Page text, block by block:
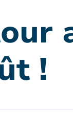
!